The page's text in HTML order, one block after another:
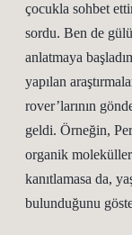
çocukla sohbet
sordu. Ben de
anlatmaya
yapılan
rover’larının
geldi. Örneğin,
organik
kanıtlamasa da,
bulunduğunu